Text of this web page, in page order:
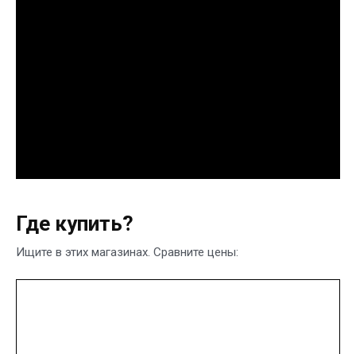
Где купить?
Ищите в этих магазинах. Сравните цены: